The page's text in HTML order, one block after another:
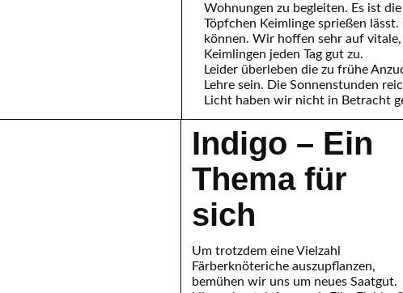
Wohnungen zu begleiten. Es ist
Töpfchen Keimlinge sprießen
können. Wir hoffen sehr auf
Keimlingen jeden Tag gut zu.
Leider überleben die zu frühe
Lehre sein. Die Sonnenstunden
Licht haben wir nicht in Betracht
Indigo – Ein
Thema für
sich
Um trotzdem eine Vielzahl
Färberknöteriche auszupflanzen,
bemühen wir uns um neues Saatgut.